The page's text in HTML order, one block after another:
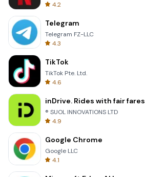
4.2
Telegram
Telegram FZ-LLC
4.3
TikTok
TikTok Pte. Ltd.
4.6
inDrive. Rides with fair fares
® SUOL INNOVATIONS LTD
4.9
Google Chrome
Google LLC
4.1